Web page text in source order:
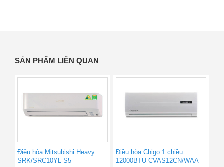
SẢN PHẨM LIÊN QUAN
Điều hòa Mitsubishi Heavy
SRK/SRC10YL-S5
Điều hòa Chigo 1 chiều
12000BTU CVAS12CN/WAA